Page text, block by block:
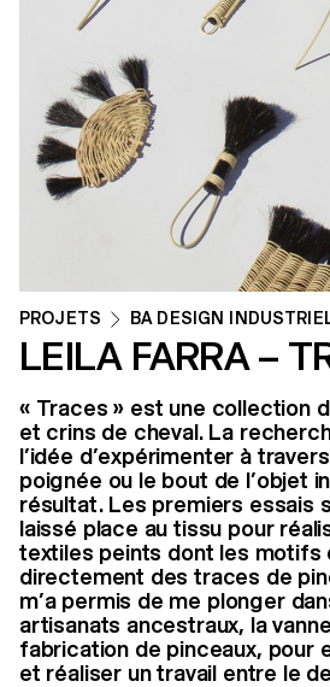
PROJETS BA DESIGN
LEILA FARRA –
« Traces » est une collection
et crins de cheval. La
l’idée d’expérimenter à
poignée ou le bout de l’objet
résultat. Les premiers essais
laissé place au tissu pour
textiles peints dont les motifs
directement des traces de
m’a permis de me plonger
artisanats ancestraux, la
fabrication de pinceaux, pour
et réaliser un travail entre le